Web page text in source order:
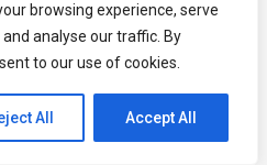
browsing experience, serve
analyse our traffic. By
to our use of cookies.
All Accept All